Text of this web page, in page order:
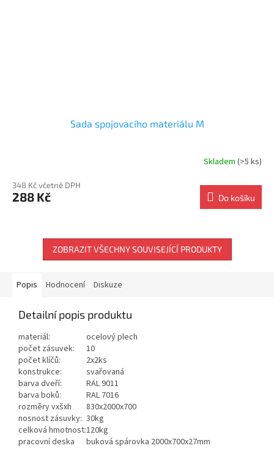
Sada spojovacího materiálu M
Skladem (>5 ks)
348 Kč včetně DPH
288 Kč Do košíku
ZOBRAZIT VŠECHNY SOUVISEJÍCÍ PRODUKTY
Popis Hodnocení Diskuze
Detailní popis produktu
materiál:
ocelový plech
počet zásuvek:
10
počet klíčů:
2x2ks
konstrukce:
svařovaná
barva dveří:
RAL 9011
barva boků:
RAL 7016
rozměry vxšxh
830x2000x700
nosnost zásuvky: 30kg
celková hmotnost:120kg
pracovní deska
buková spárovka 2000x700x27mm